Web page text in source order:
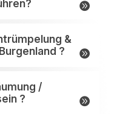
&
?
/
?